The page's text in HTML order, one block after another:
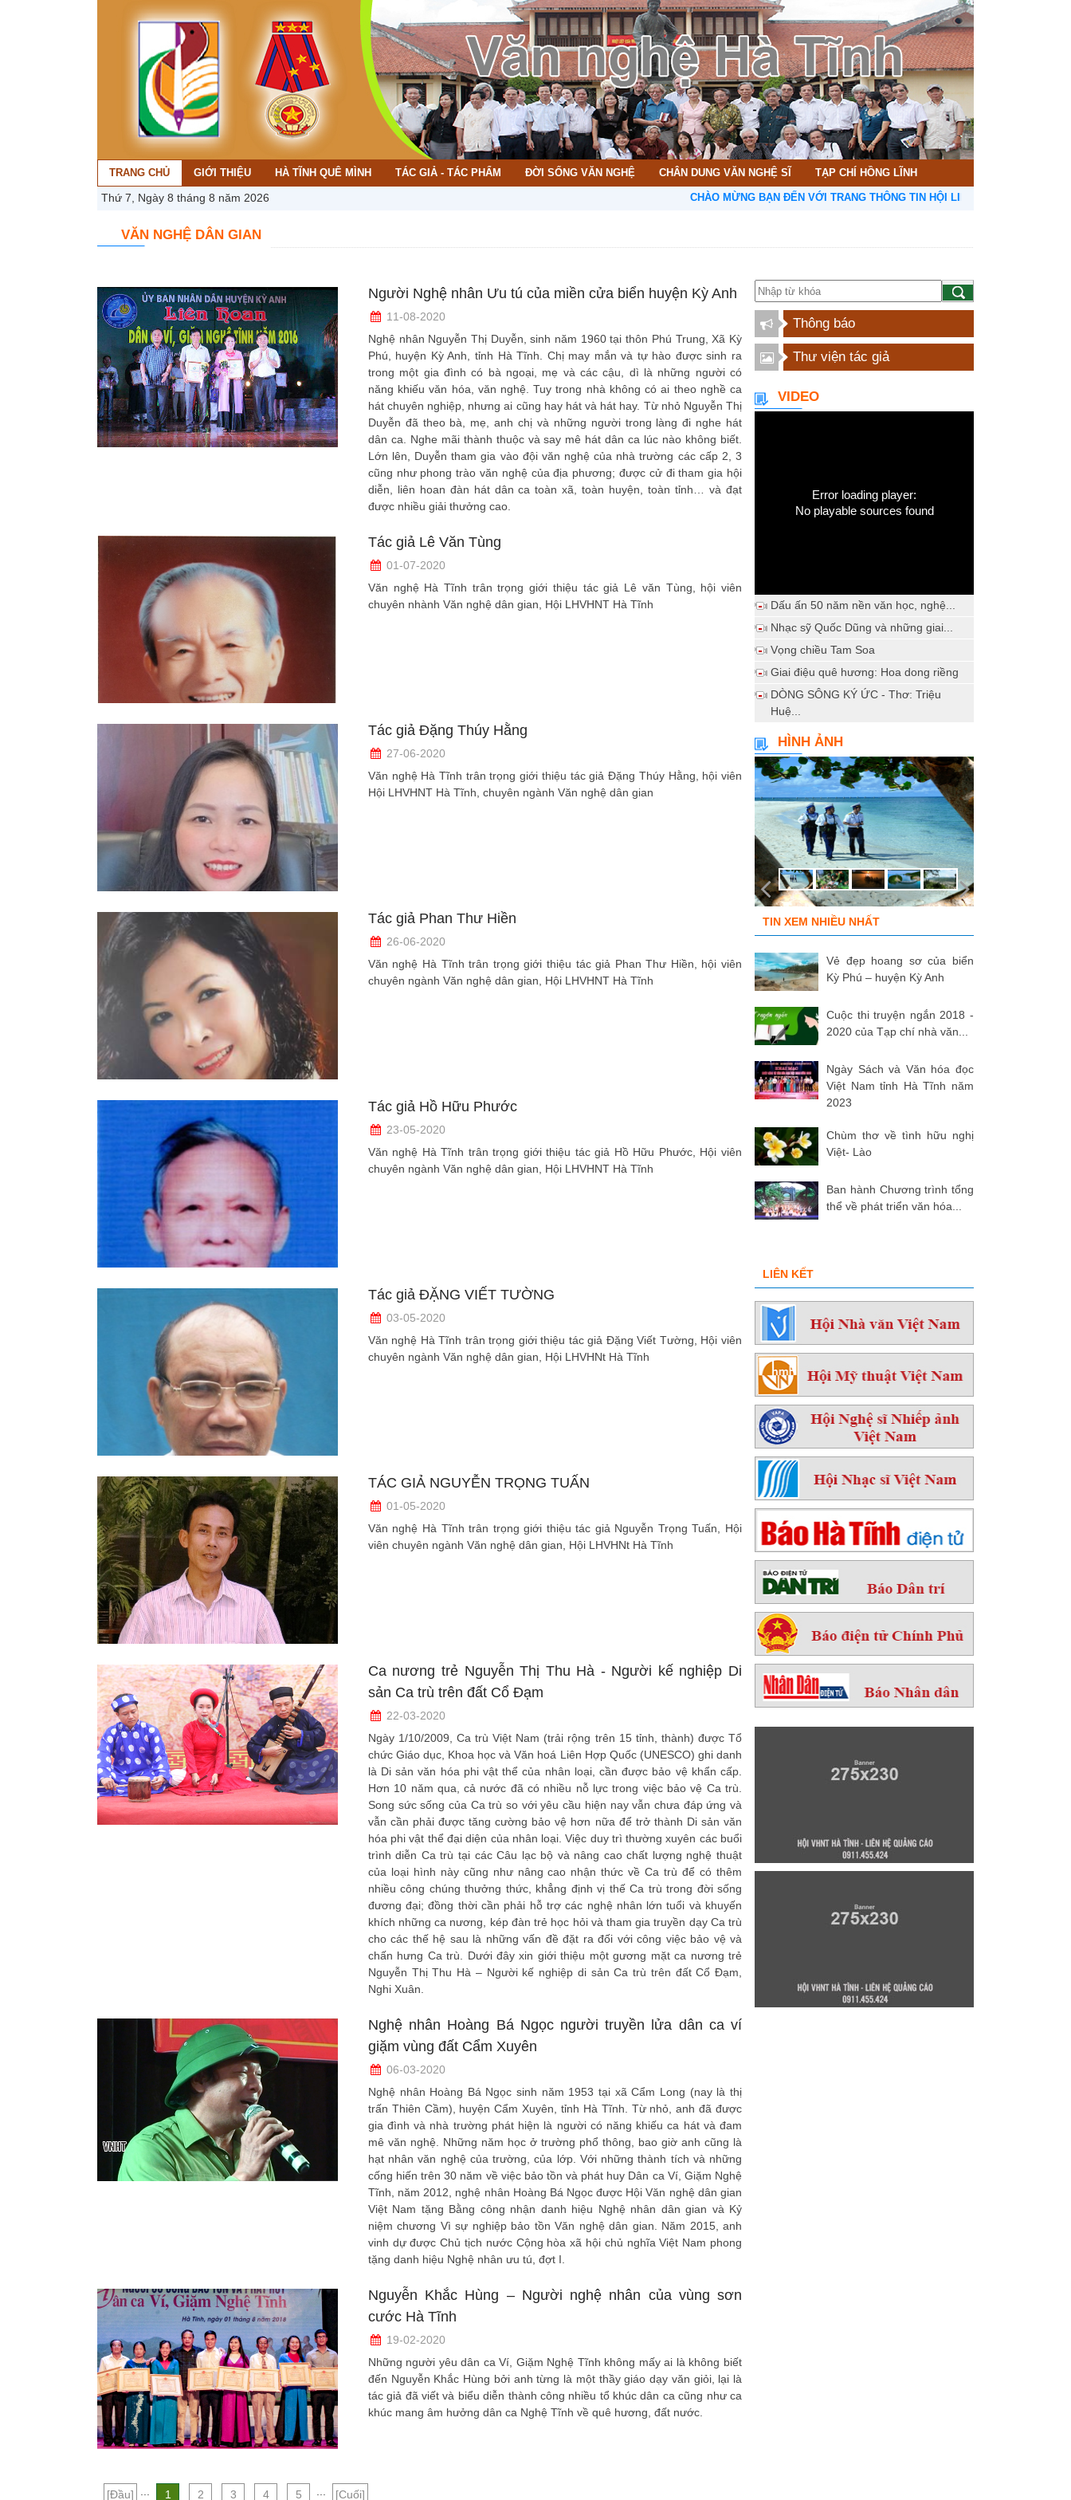
TRANG CHỦ GIỚI THIỆU HÀ TĨNH QUÊ MÌNH TÁC GIẢ - TÁC PHẨM ĐỜI SỐNG VĂN NGHỆ CHÂN DUNG VĂN NGHỆ SĨ TẠP CHÍ HỒNG LĨNH
Thứ 7, Ngày 8 tháng 8 năm 2026 CHÀO MỪNG BẠN ĐẾN VỚI TRANG THÔNG TIN HỘI LIÊN HIỆP VĂN HỌC NGHỆ
VĂN NGHỆ DÂN GIAN
Người Nghệ nhân Ưu tú của miền cửa biển huyện Kỳ Anh
11-08-2020
Nghệ nhân Nguyễn Thị Duyễn, sinh năm 1960 tại thôn Phú Trung, Xã Kỳ
Phú, huyện Kỳ Anh, tỉnh Hà Tĩnh. Chị may mắn và tự hào được sinh ra
trong một gia đình có bà ngoại, mẹ và các cậu, dì là những người có
năng khiếu văn hóa, văn nghệ. Tuy trong nhà không có ai theo nghề ca
hát chuyên nghiệp, nhưng ai cũng hay hát và hát hay. Từ nhỏ Nguyễn Thị
Duyễn đã theo bà, mẹ, anh chị và những người trong làng đi nghe hát
dân ca. Nghe mãi thành thuộc và say mê hát dân ca lúc nào không biết.
Lớn lên, Duyễn tham gia vào đội văn nghệ của nhà trường các cấp 2, 3
cũng như phong trào văn nghệ của địa phương; được cử đi tham gia hội
diễn, liên hoan đàn hát dân ca toàn xã, toàn huyện, toàn tỉnh… và đạt
được nhiều giải thưởng cao.
Tác giả Lê Văn Tùng
01-07-2020
Văn nghệ Hà Tĩnh trân trọng giới thiệu tác giả Lê văn Tùng, hội viên
chuyên nhành Văn nghệ dân gian, Hội LHVHNT Hà Tĩnh
Tác giả Đặng Thúy Hằng
27-06-2020
Văn nghệ Hà Tĩnh trân trọng giới thiệu tác giả Đặng Thúy Hằng, hội viên
Hội LHVHNT Hà Tĩnh, chuyên ngành Văn nghệ dân gian
Tác giả Phan Thư Hiền
26-06-2020
Văn nghệ Hà Tĩnh trân trọng giới thiệu tác giả Phan Thư Hiền, hội viên
chuyên ngành Văn nghệ dân gian, Hội LHVHNT Hà Tĩnh
Tác giả Hồ Hữu Phước
23-05-2020
Văn nghệ Hà Tĩnh trân trọng giới thiệu tác giả Hồ Hữu Phước, Hội viên
chuyên ngành Văn nghệ dân gian, Hội LHVHNT Hà Tĩnh
Tác giả ĐẶNG VIẾT TƯỜNG
03-05-2020
Văn nghệ Hà Tĩnh trân trọng giới thiệu tác giả Đặng Viết Tường, Hội viên
chuyên ngành Văn nghệ dân gian, Hội LHVHNt Hà Tĩnh
TÁC GIẢ NGUYỄN TRỌNG TUẤN
01-05-2020
Văn nghệ Hà Tĩnh trân trọng giới thiệu tác giả Nguyễn Trọng Tuấn, Hội
viên chuyên ngành Văn nghệ dân gian, Hội LHVHNt Hà Tĩnh
Ca nương trẻ Nguyễn Thị Thu Hà - Người kế nghiệp Di
sản Ca trù trên đất Cổ Đạm
22-03-2020
Ngày 1/10/2009, Ca trù Việt Nam (trải rộng trên 15 tỉnh, thành) được Tổ
chức Giáo dục, Khoa học và Văn hoá Liên Hợp Quốc (UNESCO) ghi danh
là Di sản văn hóa phi vật thể của nhân loại, cần được bảo vệ khẩn cấp.
Hơn 10 năm qua, cả nước đã có nhiều nỗ lực trong việc bảo vệ Ca trù.
Song sức sống của Ca trù so với yêu cầu hiện nay vẫn chưa đáp ứng và
vẫn cần phải được tăng cường bảo vệ hơn nữa để trở thành Di sản văn
hóa phi vật thể đại diện của nhân loại. Việc duy trì thường xuyên các buổi
trình diễn Ca trù tại các Câu lạc bộ và nâng cao chất lượng nghệ thuật
của loại hình này cũng như nâng cao nhận thức về Ca trù để có thêm
nhiều công chúng thưởng thức, khẳng định vị thế Ca trù trong đời sống
đương đại; đồng thời cần phải hỗ trợ các nghệ nhân lớn tuổi và khuyến
khích những ca nương, kép đàn trẻ học hỏi và tham gia truyền dạy Ca trù
cho các thế hệ sau là những vấn đề đặt ra đối với công việc bảo vệ và
chấn hưng Ca trù. Dưới đây xin giới thiệu một gương mặt ca nương trẻ
Nguyễn Thị Thu Hà – Người kế nghiệp di sản Ca trù trên đất Cổ Đạm,
Nghi Xuân.
Nghệ nhân Hoàng Bá Ngọc người truyền lửa dân ca ví
giặm vùng đất Cẩm Xuyên
06-03-2020
Nghệ nhân Hoàng Bá Ngọc sinh năm 1953 tại xã Cẩm Long (nay là thị
trấn Thiên Cầm), huyện Cẩm Xuyên, tỉnh Hà Tĩnh. Từ nhỏ, anh đã được
gia đình và nhà trường phát hiện là người có năng khiếu ca hát và đam
mê văn nghệ. Những năm học ở trường phổ thông, bao giờ anh cũng là
hạt nhân văn nghệ của trường, của lớp. Với những thành tích và những
cống hiến trên 30 năm về việc bảo tồn và phát huy Dân ca Ví, Giặm Nghệ
Tĩnh, năm 2012, nghệ nhân Hoàng Bá Ngọc được Hội Văn nghệ dân gian
Việt Nam tặng Bằng công nhận danh hiệu Nghệ nhân dân gian và Kỷ
niệm chương Vì sự nghiệp bảo tồn Văn nghệ dân gian. Năm 2015, anh
vinh dự được Chủ tịch nước Cộng hòa xã hội chủ nghĩa Việt Nam phong
tặng danh hiệu Nghệ nhân ưu tú, đợt I.
Nguyễn Khắc Hùng – Người nghệ nhân của vùng sơn
cước Hà Tĩnh
19-02-2020
Những người yêu dân ca Ví, Giặm Nghệ Tĩnh không mấy ai là không biết
đến Nguyễn Khắc Hùng bởi anh từng là một thầy giáo dạy văn giỏi, lại là
tác giả đã viết và biểu diễn thành công nhiều tổ khúc dân ca cũng như ca
khúc mang âm hưởng dân ca Nghệ Tĩnh về quê hương, đất nước.
[Đầu] 1 2 3 4 5 [Cuối]
Thông báo
Thư viện tác giả
VIDEO
Error loading player:
No playable sources found
Dấu ấn 50 năm nền văn học, nghệ...
Nhạc sỹ Quốc Dũng và những giai...
Vọng chiều Tam Soa
Giai điệu quê hương: Hoa dong riềng
DÒNG SÔNG KÝ ỨC - Thơ: Triệu
Huệ...
HÌNH ẢNH
TIN XEM NHIỀU NHẤT
Vẻ đẹp hoang sơ của biển
Kỳ Phú – huyện Kỳ Anh
Cuộc thi truyện ngắn 2018 -
2020 của Tạp chí nhà văn...
Ngày Sách và Văn hóa đọc
Việt Nam tỉnh Hà Tĩnh năm
2023
Chùm thơ về tình hữu nghị
Việt- Lào
Ban hành Chương trình tổng
thể về phát triển văn hóa...
LIÊN KẾT